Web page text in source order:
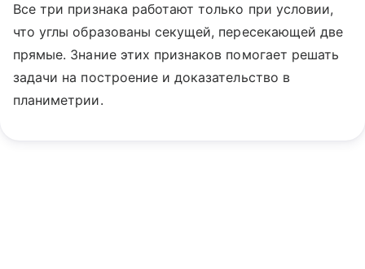
Все три признака работают только при условии,
что углы образованы секущей, пересекающей две
прямые. Знание этих признаков помогает решать
задачи на построение и доказательство в
планиметрии.